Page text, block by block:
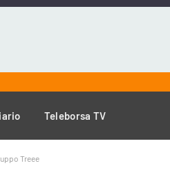
Teleborsa TV
Treee